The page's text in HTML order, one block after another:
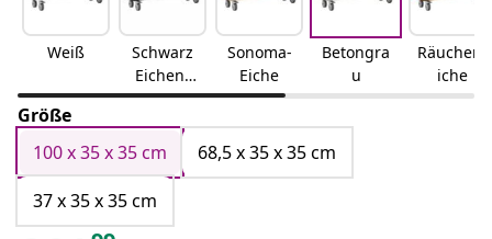
Weiß
Schwarz
Eichen-
Optik
Sonoma-
Eiche
Betongra
u
Räuchere
iche
Größe
100 x 35 x 35 cm
68,5 x 35 x 35 cm
37 x 35 x 35 cm